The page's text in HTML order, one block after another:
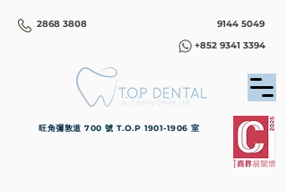
2868 3808
9144 5049
+852 9341 3394
旺角彌敦道 700 號 T.O.P 1901-1906 室